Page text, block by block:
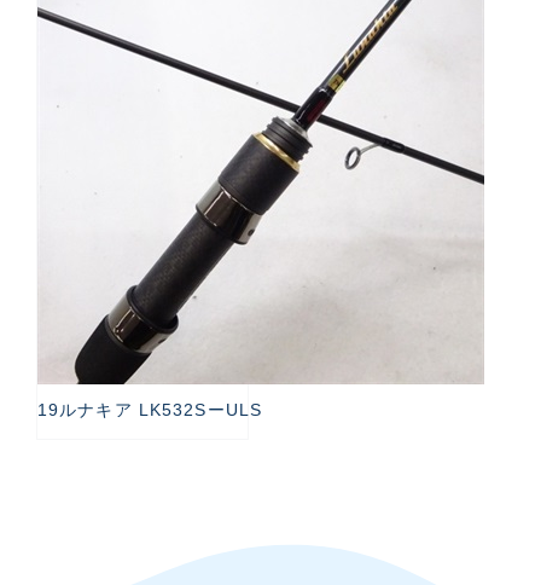
19ルナキア LK532SーULS